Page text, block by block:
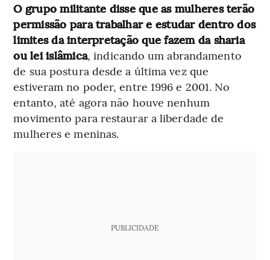
O grupo militante disse que as mulheres terão
permissão para trabalhar e estudar dentro dos
limites da interpretação que fazem da sharia
ou lei islâmica, indicando um abrandamento
de sua postura desde a última vez que
estiveram no poder, entre 1996 e 2001. No
entanto, até agora não houve nenhum
movimento para restaurar a liberdade de
mulheres e meninas.
PUBLICIDADE